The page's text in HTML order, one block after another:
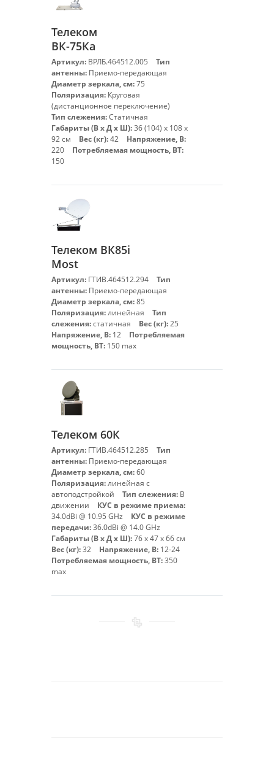
Телеком
ВК-75Ка
Артикул: ВРЛБ.464512.005
Тип
антенны: Приемо-передающая
Диаметр зеркала, см:75
Поляризация: Круговая
(дистанционное переключение)
Тип слежения:Статичная
Габариты (В х Д х Ш):36 (104) х 108 х
92 см
Вес (кг):42
Напряжение, В:
220
Потребляемая мощность, ВТ:
150
Телеком ВК85i
Most
Артикул: ГТИВ.464512.294
Тип
антенны: Приемо-передающая
Диаметр зеркала, см:85
Поляризация:линейная
Тип
слежения:статичная Вес (кг):25
Напряжение, В: 12
Потребляемая
мощность, ВТ: 150 max
Телеком 60К
Артикул: ГТИВ.464512.285
Тип
антенны: Приемо-передающая
Диаметр зеркала, см:60
Поляризация:линейная с
автоподстройкой
Тип слежения: В
движении
КУС в режиме приема:
34.0dBi @ 10.95 GHz
КУС в режиме
передачи:36.0dBi @ 14.0 GHz
Габариты (В х Д х Ш):76 х 47 х 66 см
Вес (кг):32 Напряжение, В: 12-24
Потребляемая мощность, ВТ:350
max